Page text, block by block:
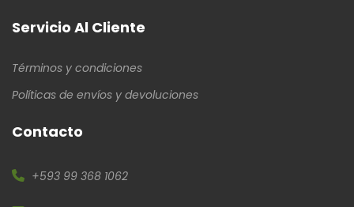
Servicio Al Cliente
Términos y condiciones
Políticas de envíos y devoluciones
Contacto
+593 99 368 1062